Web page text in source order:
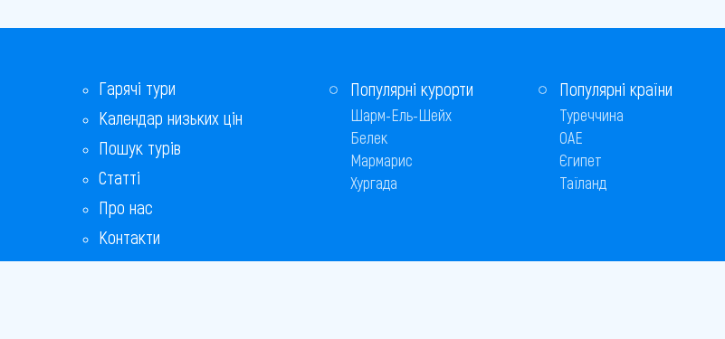
Гарячі тури
Календар низьких цін
Пошук турів
Статті
Про нас
Контакти
Бонусна програма
Популярні курорти
Шарм-Ель-Шейх
Белек
Мармарис
Хургада
Популярні країни
Туреччина
ОАЕ
Єгипет
Таїланд